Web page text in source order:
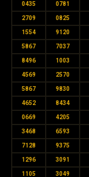
0435 0781
2709 0825
1554 9120
5867 7037
8496 1003
4569 2570
5867 9830
4652 8434
0669 4205
3468 6593
7128 9375
1296 3091
1105 3049